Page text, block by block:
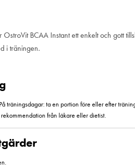
BCAA Instant ett enkelt och gott
i träningen.
träningsdagar: ta en portion före eller efter
från läkare eller dietist.